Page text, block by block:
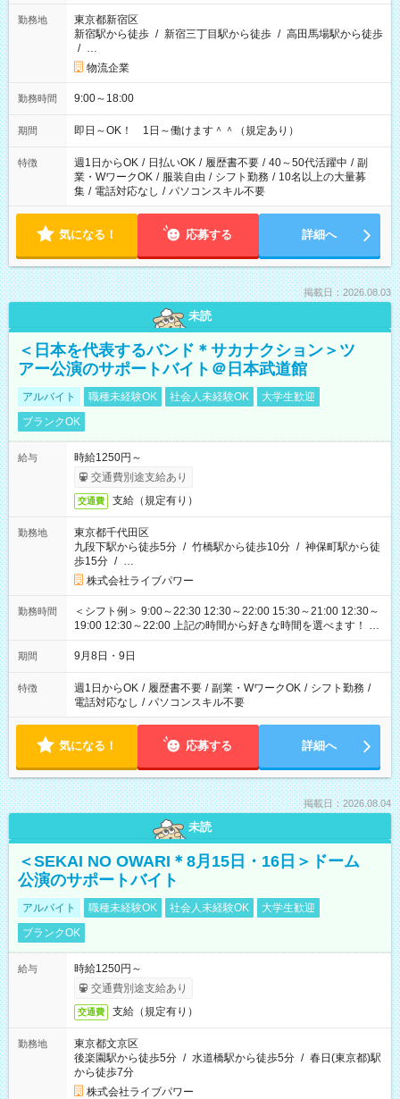
勤務地
東京都新宿区
新宿駅から徒歩 / 新宿三丁目駅から徒歩 / 高田馬場駅から徒歩
/ …
物流企業
勤務時間 9:00～18:00
期間 即日～OK！ 1日～働けます＾＾（規定あり）
特徴 週1日からOK / 日払いOK / 履歴書不要 / 40～50代活躍中 / 副
業・WワークOK / 服装自由 / シフト勤務 / 10名以上の大量募
集 / 電話対応なし / パソコンスキル不要
気になる！ 応募する 詳細へ
掲載日：2026.08.03
未読
＜日本を代表するバンド＊サカナクション＞ツ
アー公演のサポートバイト＠日本武道館
アルバイト 職種未経験OK 社会人未経験OK
大学生歓迎
ブランクOK
給与
時給1250円～
交通費別途支給あり
交通費 支給（規定有り）
勤務地
東京都千代田区
九段下駅から徒歩5分 / 竹橋駅から徒歩10分 / 神保町駅から徒
歩15分 / …
株式会社ライブパワー
勤務時間
＜シフト例＞ 9:00～22:30 12:30～22:00 15:30～21:00 12:30～
19:00 12:30～22:00 上記の時間から好きな時間を選べます！ ※
時間は変更となる可能性があります
期間 9月8日・9日
特徴 週1日からOK / 履歴書不要 / 副業・WワークOK / シフト勤務 /
電話対応なし / パソコンスキル不要
気になる！ 応募する 詳細へ
掲載日：2026.08.04
未読
＜SEKAI NO OWARI＊8月15日・16日＞ドーム
公演のサポートバイト
アルバイト 職種未経験OK 社会人未経験OK
大学生歓迎
ブランクOK
給与
時給1250円～
交通費別途支給あり
交通費 支給（規定有り）
勤務地
東京都文京区
後楽園駅から徒歩5分 / 水道橋駅から徒歩5分 / 春日(東京都)駅
から徒歩7分
株式会社ライブパワー